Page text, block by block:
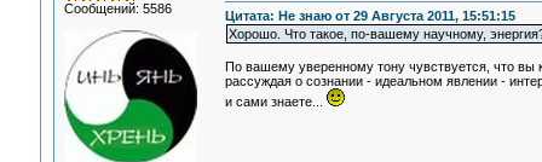
Сообщений: 5586
Цитата: Не знаю от 29 Августа 2011, 15:51:15
Хорошо. Что такое, по-вашему научному,
По вашему уверенному тону чувствуется, что вы
рассуждая о сознании - идеальном явлении -
и сами знаете...